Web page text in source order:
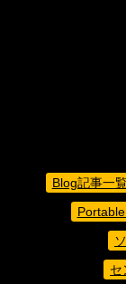
Blog記事一
セ